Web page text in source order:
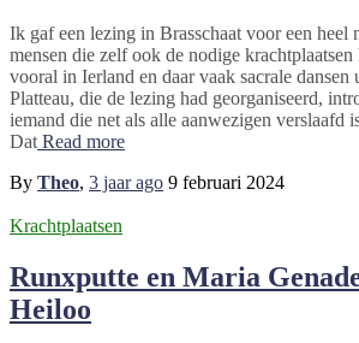
Ik gaf een lezing in Brasschaat voor een heel
mensen die zelf ook de nodige krachtplaatsen
vooral in Ierland en daar vaak sacrale
Platteau, die de lezing had georganiseerd,
iemand die net als alle aanwezigen verslaafd
Dat Read more
By Theo, 3 jaarago 9 februari 2024
Krachtplaatsen
Runxputte en Maria
Heiloo